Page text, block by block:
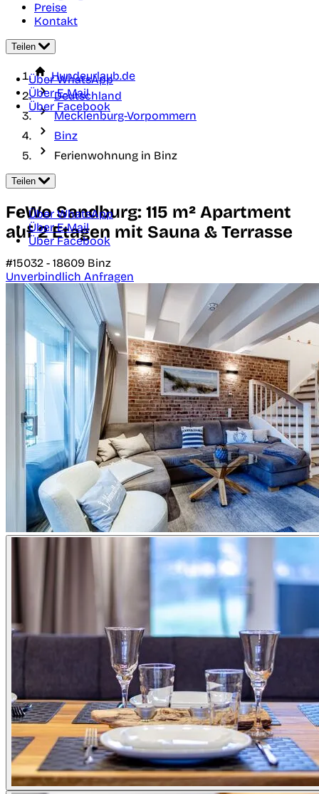
Preise
Kontakt
Teilen
Über WhatsApp
Über E-Mail
Über Facebook
Hundeurlaub.de
Deutschland
Mecklenburg-Vorpommern
Binz
Ferienwohnung in Binz
Teilen
Über WhatsApp
Über E-Mail
Über Facebook
FeWo Sandburg: 115 m² Apartment
auf 2 Etagen mit Sauna & Terrasse
#15032 - 18609 Binz
Unverbindlich Anfragen